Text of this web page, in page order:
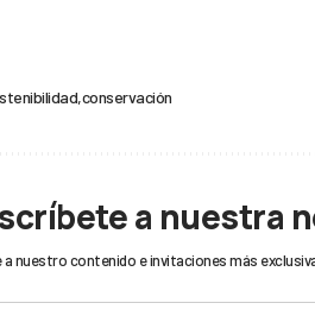
conservación
a nuestra
a nuestro contenido e invitaciones más